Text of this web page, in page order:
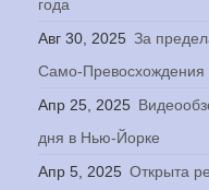
года
Авг 30, 2025 За
Само-
Апр 25, 2025
дня в Нью-Йорке
Апр 5, 2025 Открыта